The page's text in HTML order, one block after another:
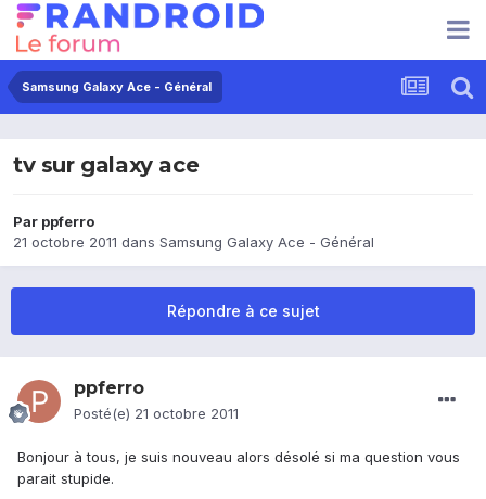
Samsung Galaxy Ace - Général
tv sur galaxy ace
Par ppferro
21 octobre 2011 dans Samsung Galaxy Ace - Général
Répondre à ce sujet
ppferro
Posté(e) 21 octobre 2011
Bonjour à tous, je suis nouveau alors désolé si ma question vous
parait stupide.